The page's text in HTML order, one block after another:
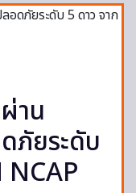
าน
ภัยระดับ
NCAP